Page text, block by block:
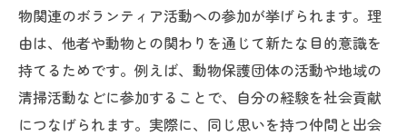
物関連のボランティア活動への参加が挙げられます。理
由は、他者や動物との関わりを通じて新たな目的意識を
持てるためです。例えば、動物保護団体の活動や地域の
清掃活動などに参加することで、自分の経験を社会貢献
につなげられます。実際に、同じ思いを持つ仲間と出会